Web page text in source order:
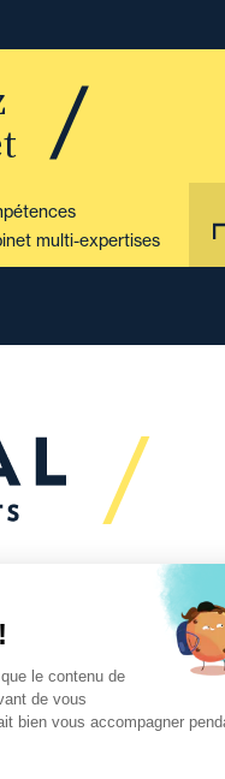
multi-expertises